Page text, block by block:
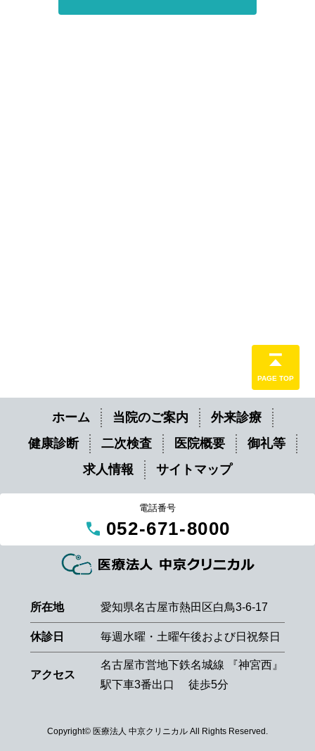
ホーム 当院のご案内
外来診療
健康診断
二次検査 医院概要
御礼等
求人情報
サイトマップ
電話番号
call 052-671-8000
所在地 愛知県名古屋市熱田区白鳥3-6-17
休診日 毎週水曜・土曜午後および日祝祭日
アクセス
名古屋市営地下鉄名城線 『神宮西』
駅下車3番出口 徒歩5分
Copyright© 医療法人 中京クリニカル All Rights Reserved.
PAGE TOP